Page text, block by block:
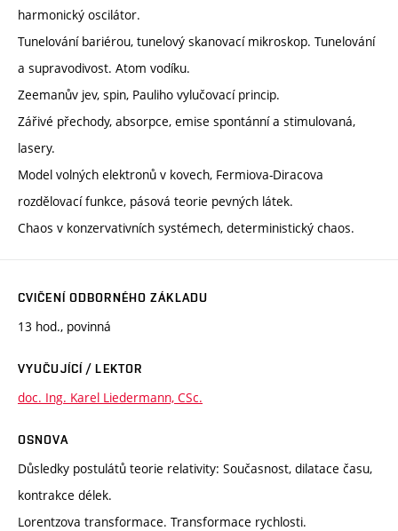
harmonický oscilátor.
Tunelování bariérou, tunelový skanovací mikroskop. Tunelování
a supravodivost. Atom vodíku.
Zeemanův jev, spin, Pauliho vylučovací princip.
Zářivé přechody, absorpce, emise spontánní a stimulovaná,
lasery.
Model volných elektronů v kovech, Fermiova-Diracova
rozdělovací funkce, pásová teorie pevných látek.
Chaos v konzervativních systémech, deterministický chaos.
CVIČENÍ ODBORNÉHO ZÁKLADU
13 hod., povinná
VYUČUJÍCÍ / LEKTOR
doc. Ing. Karel Liedermann, CSc.
OSNOVA
Důsledky postulátů teorie relativity: Současnost, dilatace času,
kontrakce délek.
Lorentzova transformace. Transformace rychlosti.